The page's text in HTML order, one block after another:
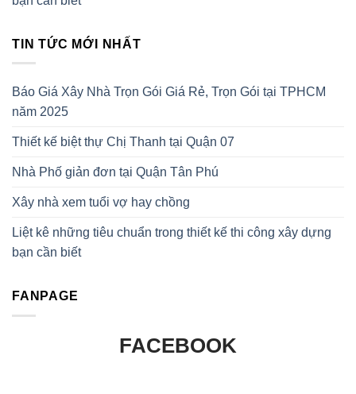
TIN TỨC MỚI NHẤT
Báo Giá Xây Nhà Trọn Gói Giá Rẻ, Trọn Gói tại TPHCM
năm 2025
Thiết kế biệt thự Chị Thanh tại Quận 07
Nhà Phố giản đơn tại Quận Tân Phú
Xây nhà xem tuổi vợ hay chồng
Liệt kê những tiêu chuẩn trong thiết kế thi công xây dựng
bạn cần biết
FANPAGE
FACEBOOK